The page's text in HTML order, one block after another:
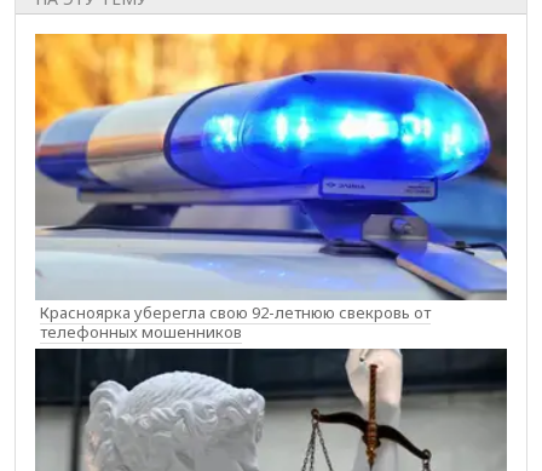
Красноярка уберегла свою 92-летнюю свекровь от
телефонных мошенников